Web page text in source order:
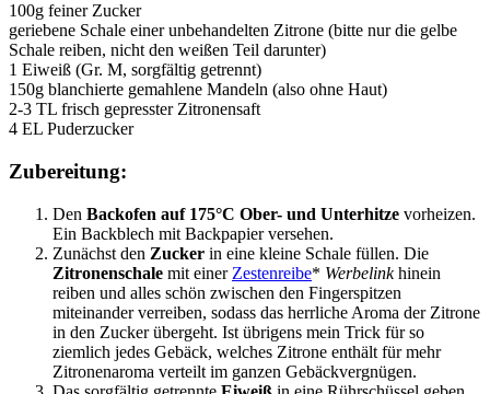
100g feiner Zucker
geriebene Schale einer unbehandelten Zitrone (bitte nur die gelbe
Schale reiben, nicht den weißen Teil darunter)
1 Eiweiß (Gr. M, sorgfältig getrennt)
150g blanchierte gemahlene Mandeln (also ohne Haut)
2-3 TL frisch gepresster Zitronensaft
4 EL Puderzucker
Zubereitung:
Den Backofen auf 175°C Ober- und Unterhitze vorheizen.
Ein Backblech mit Backpapier versehen.
Zunächst den Zucker in eine kleine Schale füllen. Die
Zitronenschale mit einer Zestenreibe* Werbelinkhinein
reiben und alles schön zwischen den Fingerspitzen
miteinander verreiben, sodass das herrliche Aroma der Zitrone
in den Zucker übergeht. Ist übrigens mein Trick für so
ziemlich jedes Gebäck, welches Zitrone enthält für mehr
Zitronenaroma verteilt im ganzen Gebäckvergnügen.